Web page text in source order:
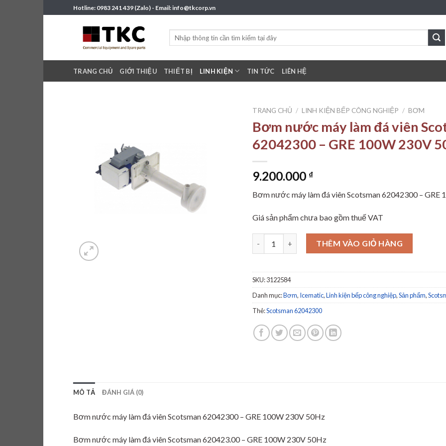
to
Hotline: 0983 241 439 (Zalo) - Email: info@tkcorp.vn
TRANG CHỦ GIỚI THIỆU THIẾT BỊ LINH KIỆN TIN TỨC LIÊN HỆ
TRANG CHỦ / LINH KIỆN BẾP CÔNG NGHIỆP / BƠM
Bơm nước máy làm đá viên
62042300 – GRE 100W 230V
9.200.000 ₫
Bơm nước máy làm đá viên Scotsman 62042300 – GRE
Giá sản phẩm chưa bao gồm thuế VAT
Bơm nước máy làm đá viên Scotsman 62042300 - GRE
THÊM VÀO GIỎ HÀNG
SKU:3122584
Danh mục:Bơm, Icematic,Linh kiện bếp công nghiệp,Sản phẩm,
Thẻ:Scotsman 62042300
MÔ TẢ ĐÁNH GIÁ (0)
Bơm nước máy làm đá viên Scotsman 62042300 – GRE 100W 230V 50Hz
Bơm nước máy làm đá viên Scotsman 620423.00 – GRE 100W 230V 50Hz